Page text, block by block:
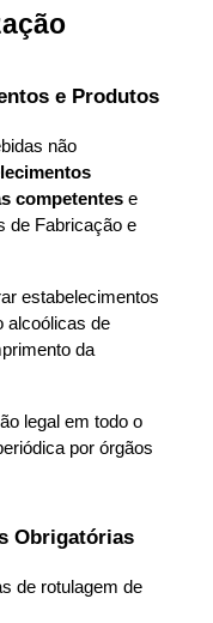
e Produtos
não
competentes e
de Fabricação e
estabelecimentos
alcoólicas de
da
legal em todo o
por órgãos
Obrigatórias
de rotulagem de